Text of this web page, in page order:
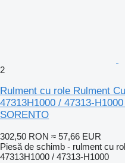
2
Rulment cu role Rulment
47313H1000 / 47313-
SORENTO
302,50 RON ≈ 57,66 EUR
Piesă de schimb - rulment cu
47313H1000 / 47313-H1000